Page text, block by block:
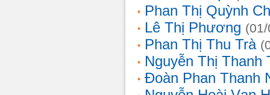
Phan Thị Quỳnh
Lê Thị Phương
Phan Thị Thu Trà
Nguyễn Thị Thanh
Đoàn Phan Thanh